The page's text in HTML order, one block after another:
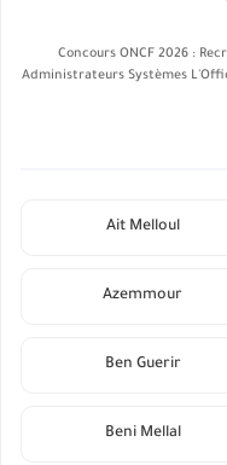
Concours ONCF 2026 :
Administrateurs Systèmes
Ait Melloul
Azemmour
Ben Guerir
Beni Mellal